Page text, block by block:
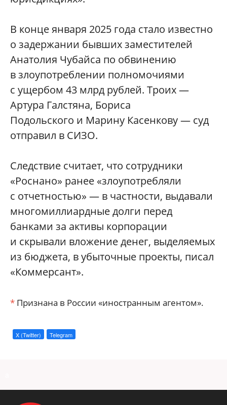
В конце января 2025 года стало известно
о задержании бывших заместителей
Анатолия Чубайса по обвинению
в злоупотреблении полномочиями
с ущербом 43 млрд рублей. Троих —
Артура Галстяна, Бориса
Подольского и Марину Касенкову — суд
отправил в СИЗО.
Следствие считает, что сотрудники
«Роснано» ранее «злоупотребляли
с отчетностью» — в частности, выдавали
многомиллиардные долги перед
банками за активы корпорации
и скрывали вложение денег, выделяемых
из бюджета, в убыточные проекты, писал
«Коммерсант».
* Признана в России «иностранным агентом».
X (Twitter) Telegram